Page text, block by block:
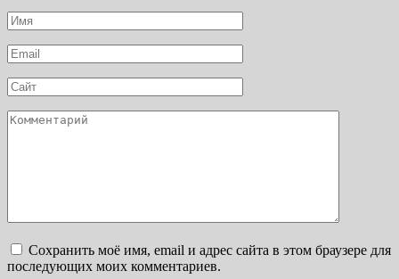
Имя
*
Email
*
Сайт
Комментарий
Сохранить моё имя, email и адрес сайта в этом браузере для
последующих моих комментариев.